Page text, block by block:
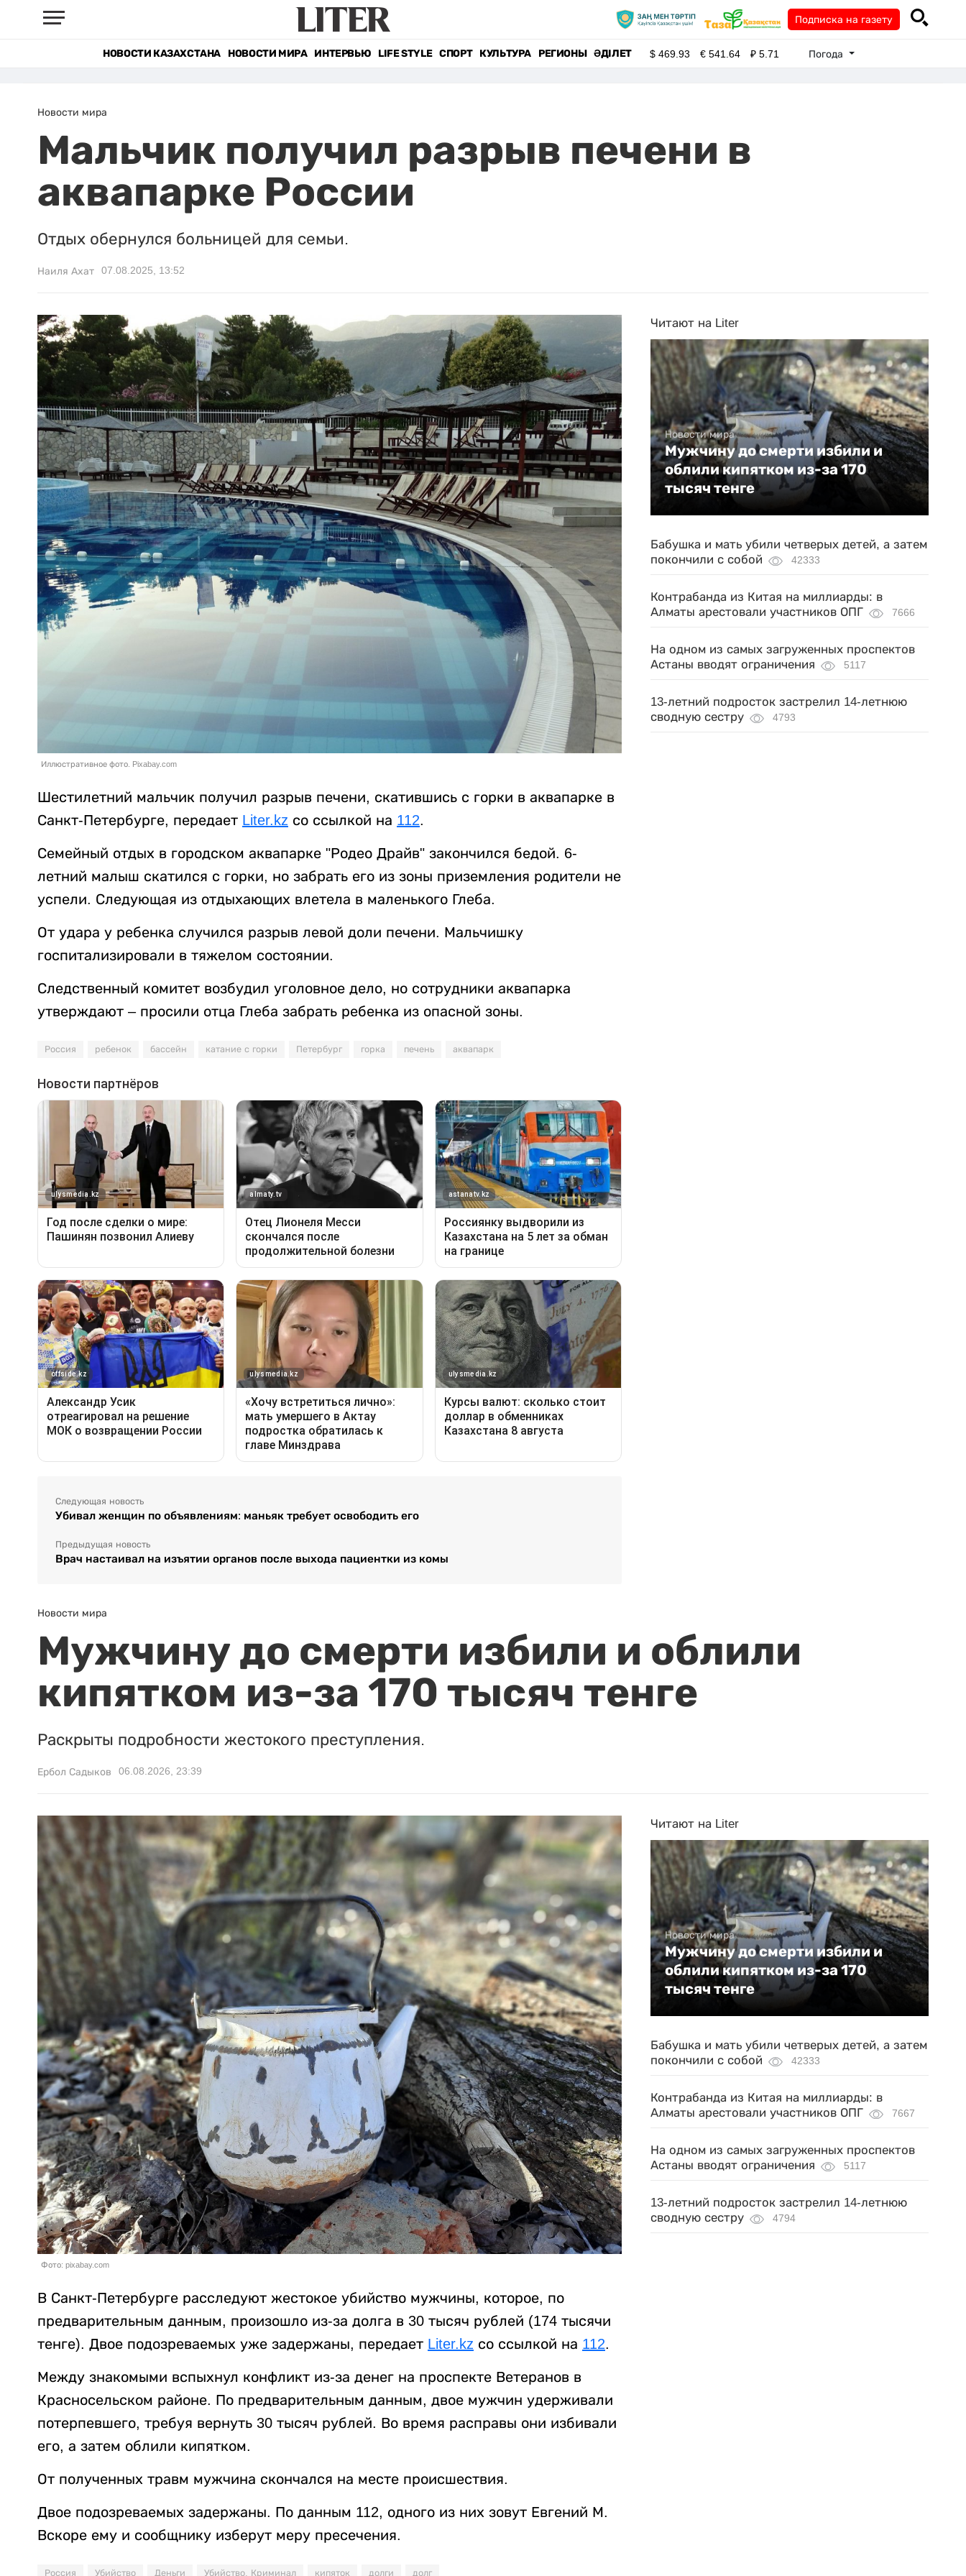
Подписка на газету
НОВОСТИ КАЗАХСТАНА НОВОСТИ МИРА ИНТЕРВЬЮ LIFE STYLE СПОРТ КУЛЬТУРА РЕГИОНЫ ӘДІЛЕТ $469.93 €541.64 ₽5.71 Погода
Новости мира
Мальчик получил разрыв печени в
аквапарке России
Отдых обернулся больницей для семьи.
Наиля Ахат 07.08.2025, 13:52
Иллюстративное фото. Pixabay.com
Шестилетний мальчик получил разрыв печени, скатившись с горки в аквапарке в
Санкт-Петербурге, передает Liter.kz со ссылкой на 112.
Семейный отдых в городском аквапарке "Родео Драйв" закончился бедой. 6-
летний малыш скатился с горки, но забрать его из зоны приземления родители не
успели. Следующая из отдыхающих влетела в маленького Глеба.
От удара у ребенка случился разрыв левой доли печени. Мальчишку
госпитализировали в тяжелом состоянии.
Следственный комитет возбудил уголовное дело, но сотрудники аквапарка
утверждают – просили отца Глеба забрать ребенка из опасной зоны.
Россия ребенок бассейн катание с горки Петербург горка печень аквапарк
Следующая новость
Убивал женщин по объявлениям: маньяк требует освободить его
Предыдущая новость
Врач настаивал на изъятии органов после выхода пациентки из комы
Читают на Liter
Новости мира
Мужчину до смерти избили и
облили кипятком из-за 170
тысяч тенге
Бабушка и мать убили четверых детей, а затем
покончили с собой
42333
Контрабанда из Китая на миллиарды: в
Алматы арестовали участников ОПГ
7666
На одном из самых загруженных проспектов
Астаны вводят ограничения
5117
13-летний подросток застрелил 14-летнюю
сводную сестру
4793
Новости мира
Мужчину до смерти избили и облили
кипятком из-за 170 тысяч тенге
Раскрыты подробности жестокого преступления.
Ербол Садыков 06.08.2026, 23:39
Фото: pixabay.com
В Санкт-Петербурге расследуют жестокое убийство мужчины, которое, по
предварительным данным, произошло из-за долга в 30 тысяч рублей (174 тысячи
тенге). Двое подозреваемых уже задержаны, передает Liter.kz со ссылкой на 112.
Между знакомыми вспыхнул конфликт из-за денег на проспекте Ветеранов в
Красносельском районе. По предварительным данным, двое мужчин удерживали
потерпевшего, требуя вернуть 30 тысяч рублей. Во время расправы они избивали
его, а затем облили кипятком.
От полученных травм мужчина скончался на месте происшествия.
Двое подозреваемых задержаны. По данным 112, одного из них зовут Евгений М.
Вскоре ему и сообщнику изберут меру пресечения.
Россия Убийство Деньги Убийство. Криминал кипяток долги долг
Читают на Liter
Новости мира
Мужчину до смерти избили и
облили кипятком из-за 170
тысяч тенге
Бабушка и мать убили четверых детей, а затем
покончили с собой
42333
Контрабанда из Китая на миллиарды: в
Алматы арестовали участников ОПГ
7667
На одном из самых загруженных проспектов
Астаны вводят ограничения
5117
13-летний подросток застрелил 14-летнюю
сводную сестру
4794